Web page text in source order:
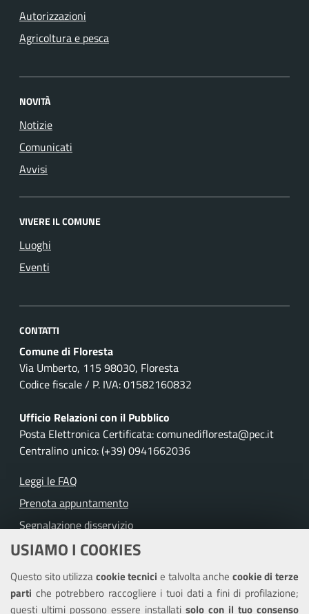
USIAMO I COOKIES
Questo sito utilizzacookie tecnicie talvolta anche cookie di terze
parti che potrebbero raccogliere i tuoi dati a fini di profilazione;
questi ultimi possono essere installati solo con il tuo consenso
Autorizzazioni
Agricoltura e pesca
NOVITÀ
Notizie
Comunicati
Avvisi
VIVERE IL COMUNE
Luoghi
Eventi
CONTATTI
Comune di Floresta
Via Umberto, 115 98030, Floresta
Codice fiscale / P. IVA: 01582160832
Ufficio Relazioni con il Pubblico
Posta Elettronica Certificata: comunedifloresta@pec.it
Centralino unico: (+39) 0941662036
Leggi le FAQ
Prenota appuntamento
Segnalazione disservizio
Richiesta assistenza
Amministrazione trasparente
Informativa privacy